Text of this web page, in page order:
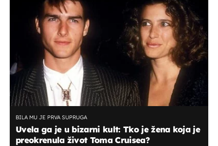
BILA MU JE PRVA SUPRUGA
Uvela ga je u bizarni kult: Tko je žena koja je
preokrenula život Toma Cruisea?